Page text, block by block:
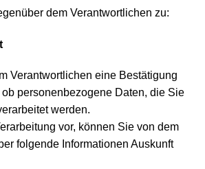
dem Verantwortlichen zu:
Verantwortlichen eine Bestätigung
personenbezogene Daten, die Sie
werden.
vor, können Sie von dem
folgende Informationen Auskunft